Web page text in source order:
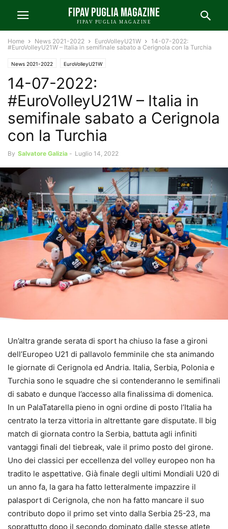
FIPAV PUGLIA MAGAZINE
FIPAV PUGLIA MAGAZINE
Home News 2021-2022 EuroVolleyU21W
14-07-2022:
#EuroVolleyU21W – Italia in semifinale sabato a Cerignola con la Turchia
News 2021-2022 EuroVolleyU21W
14-07-2022:
#EuroVolleyU21W – Italia in
semifinale sabato a Cerignola
con la Turchia
By Salvatore Galizia - Luglio 14, 2022
Un’altra grande serata di sport ha chiuso la fase a gironi
dell’Europeo U21 di pallavolo femminile che sta animando
le giornate di Cerignola ed Andria. Italia, Serbia, Polonia e
Turchia sono le squadre che si contenderanno le semifinali
di sabato e dunque l’accesso alla finalissima di domenica.
In un PalaTatarella pieno in ogni ordine di posto l’Italia ha
centrato la terza vittoria in altrettante gare disputate. Il big
match di giornata contro la Serbia, battuta agli infiniti
vantaggi finali del tiebreak, vale il primo posto del girone.
Uno dei classici per eccellenza del volley europeo non ha
tradito le aspettative. Già finale degli ultimi Mondiali U20 di
un anno fa, la gara ha fatto letteralmente impazzire il
palasport di Cerignola, che non ha fatto mancare il suo
contributo dopo il primo set vinto dalla Serbia 25-23, ma
soprattutto dopo il secondo dominato dalle stesse atlete